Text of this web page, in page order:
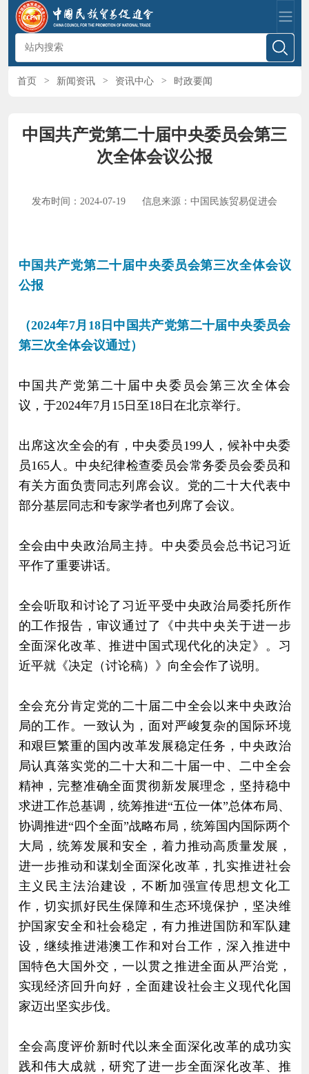
首页 > 新闻资讯 > 资讯中心 > 时政要闻
中国共产党第二十届中央委员会第三
次全体会议公报
发布时间：2024-07-19 信息来源：中国民族贸易促进会
中国共产党第二十届中央委员会第三次全体会议
公报
（2024年7月18日中国共产党第二十届中央委员会
第三次全体会议通过）
中国共产党第二十届中央委员会第三次全体会
议，于2024年7月15日至18日在北京举行。
出席这次全会的有，中央委员199人，候补中央委
员165人。中央纪律检查委员会常务委员会委员和
有关方面负责同志列席会议。党的二十大代表中
部分基层同志和专家学者也列席了会议。
全会由中央政治局主持。中央委员会总书记习近
平作了重要讲话。
全会听取和讨论了习近平受中央政治局委托所作
的工作报告，审议通过了《中共中央关于进一步
全面深化改革、推进中国式现代化的决定》。习
近平就《决定（讨论稿）》向全会作了说明。
全会充分肯定党的二十届二中全会以来中央政治
局的工作。一致认为，面对严峻复杂的国际环境
和艰巨繁重的国内改革发展稳定任务，中央政治
局认真落实党的二十大和二十届一中、二中全会
精神，完整准确全面贯彻新发展理念，坚持稳中
求进工作总基调，统筹推进“五位一体”总体布局、
协调推进“四个全面”战略布局，统筹国内国际两个
大局，统筹发展和安全，着力推动高质量发展，
进一步推动和谋划全面深化改革，扎实推进社会
主义民主法治建设，不断加强宣传思想文化工
作，切实抓好民生保障和生态环境保护，坚决维
护国家安全和社会稳定，有力推进国防和军队建
设，继续推进港澳工作和对台工作，深入推进中
国特色大国外交，一以贯之推进全面从严治党，
实现经济回升向好，全面建设社会主义现代化国
家迈出坚实步伐。
全会高度评价新时代以来全面深化改革的成功实
践和伟大成就，研究了进一步全面深化改革、推